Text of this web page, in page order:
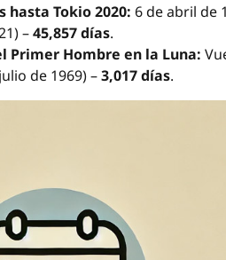
hasta Tokio 2020: 6 de abril de
–45,857 días.
Primer Hombre en la Luna:
de 1969) –3,017 días.